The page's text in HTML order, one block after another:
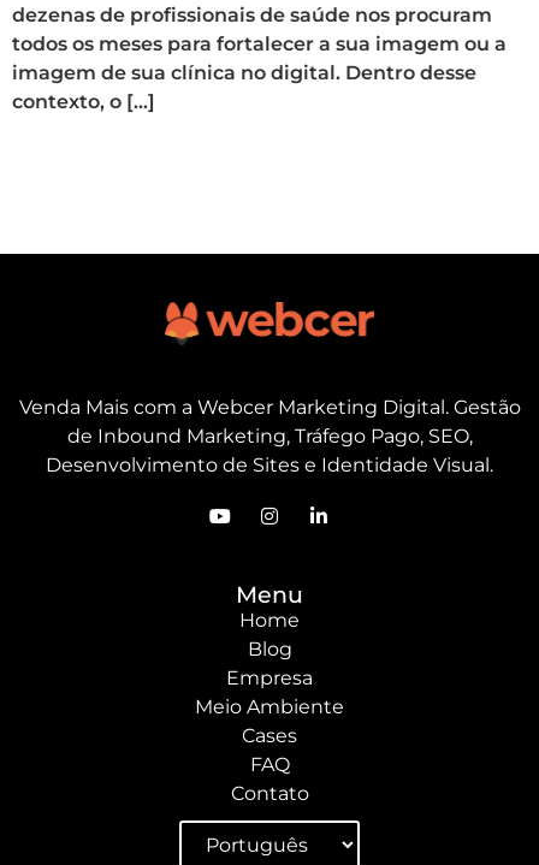
dezenas de profissionais de saúde nos procuram
todos os meses para fortalecer a sua imagem ou a
imagem de sua clínica no digital. Dentro desse
contexto, o […]
Venda Mais com a Webcer Marketing Digital. Gestão
de Inbound Marketing, Tráfego Pago, SEO,
Desenvolvimento de Sites e Identidade Visual.
Menu
Home
Blog
Empresa
Meio Ambiente
Cases
FAQ
Contato